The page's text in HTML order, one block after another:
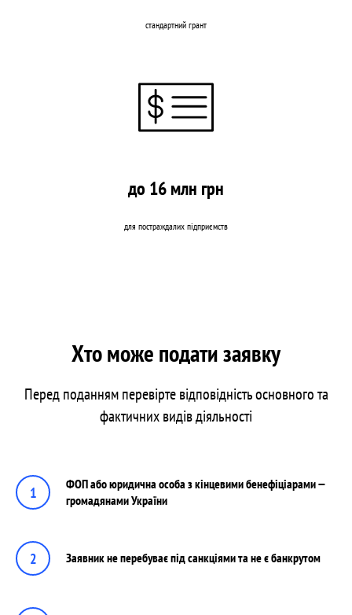
стандартний грант
до 16 млн грн
для постраждалих підприємств
Хто може подати заявку
Перед поданням перевірте відповідність основного та
фактичних видів діяльності
ФОП або юридична особа з кінцевими бенефіціарами —
громадянами України
Заявник не перебуває під санкціями та не є банкрутом